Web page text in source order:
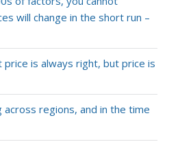
will change in the short run –
is always right, but price is
across regions, and in the time